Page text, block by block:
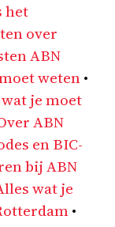
het
over
ABN
weten•
je moet
ABN
en BIC-
bij ABN
wat je
•